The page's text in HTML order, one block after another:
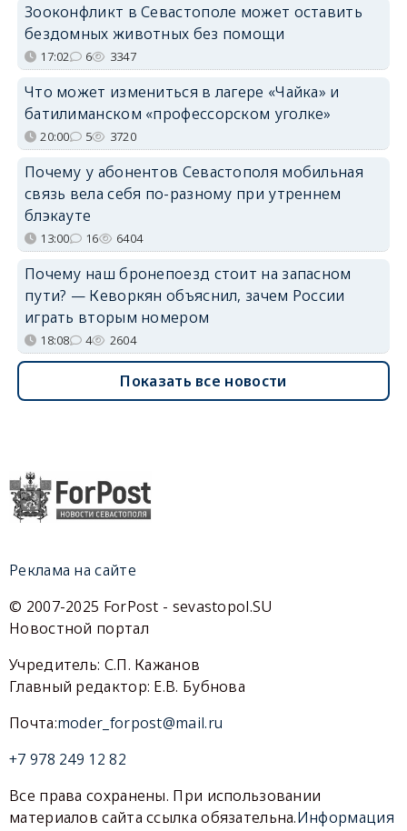
Зооконфликт в Севастополе может оставить
бездомных животных без помощи
17:02 6 3347
Что может измениться в лагере «Чайка» и
батилиманском «профессорском уголке»
20:00 5 3720
Почему у абонентов Севастополя мобильная
связь вела себя по-разному при утреннем
блэкауте
13:00 16 6404
Почему наш бронепоезд стоит на запасном
пути? — Кеворкян объяснил, зачем России
играть вторым номером
18:08 4 2604
Показать все новости
Реклама на сайте
© 2007-2025 ForPost - sevastopol.SU
Новостной портал
Учредитель: С.П. Кажанов
Главный редактор: Е.В. Бубнова
Почта:moder_forpost@mail.ru
+7 978 249 12 82
Все права сохранены. При использовании
материалов сайта ссылка обязательна.Информация